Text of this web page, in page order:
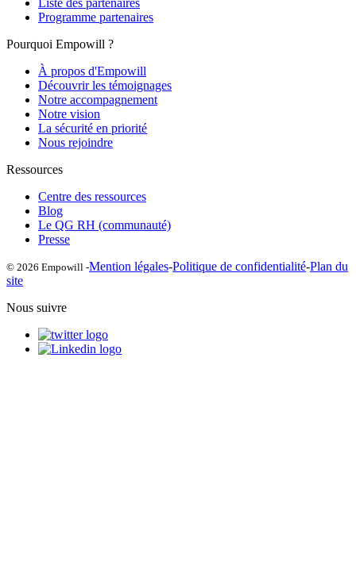
Liste des partenaires
Programme partenaires
Pourquoi Empowill ?
À propos d'Empowill
Découvrir les témoignages
Notre accompagnement
Notre vision
La sécurité en priorité
Nous rejoindre
Ressources
Centre des ressources
Blog
Le QG RH (communauté)
Presse
© 2026 Empowill -Mention légales-Politique de confidentialité-Plan du
site
Nous suivre